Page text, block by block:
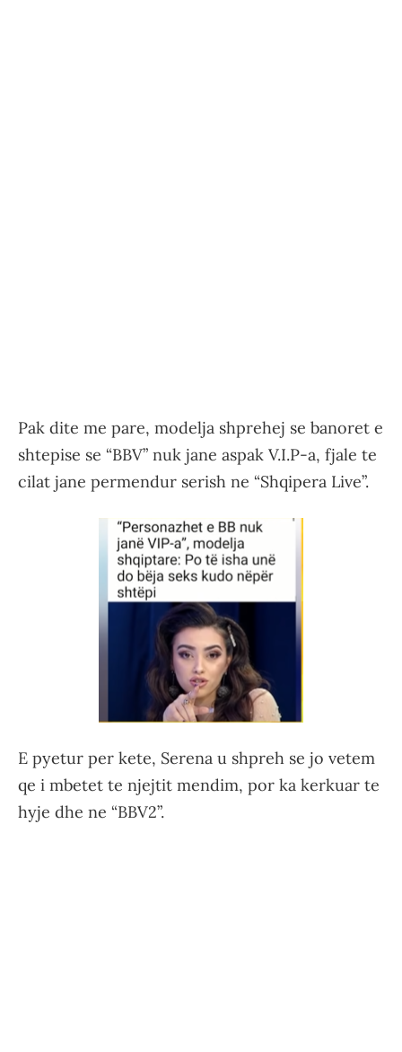
Pak dite me pare, modelja shprehej se banoret e
shtepise se “BBV” nuk jane aspak V.I.P-a, fjale te
cilat jane permendur serish ne “Shqipera Live”.
E pyetur per kete, Serena u shpreh se jo vetem
qe i mbetet te njejtit mendim, por ka kerkuar te
hyje dhe ne “BBV2”.